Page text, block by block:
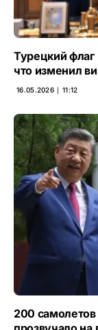
Турецкий флаг
что изменил
16.05.2026 ∣ 11:12
200 самолетов